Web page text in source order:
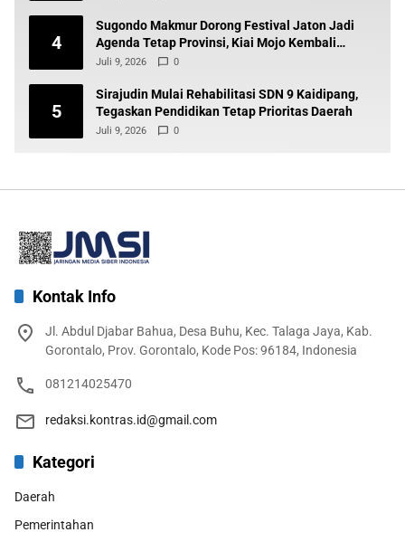
4
Sugondo Makmur Dorong Festival Jaton Jadi
Agenda Tetap Provinsi, Kiai Mojo Kembali
Disuarakan
Juli 9, 2026 0
5
Sirajudin Mulai Rehabilitasi SDN 9 Kaidipang,
Tegaskan Pendidikan Tetap Prioritas Daerah
Juli 9, 2026 0
Kontak Info
Jl. Abdul Djabar Bahua, Desa Buhu, Kec. Talaga Jaya, Kab.
Gorontalo, Prov. Gorontalo, Kode Pos: 96184, Indonesia
081214025470
redaksi.kontras.id@gmail.com
Kategori
Daerah
Pemerintahan